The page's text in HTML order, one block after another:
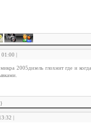
01:00 |
2005дизель глохнит где и
|